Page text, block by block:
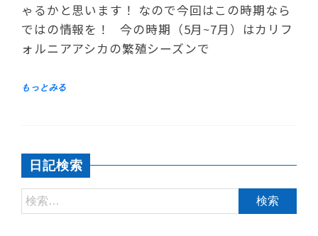
ゃるかと思います！ なので今回はこの時期なら
ではの情報を！ 今の時期（5月~7月）はカリフ
ォルニアアシカの繁殖シーズンで
日記検索